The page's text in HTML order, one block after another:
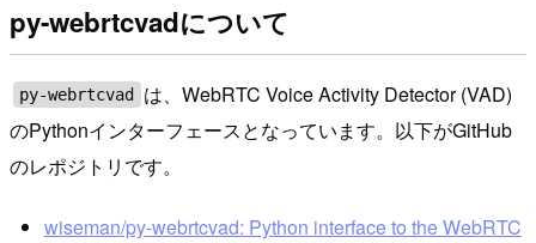
py-webrtcvadについて
py-webrtcvad
は、WebRTC Voice Activity Detector (VAD)
のPythonインターフェースとなっています。以下がGitHub
のレポジトリです。
wiseman/py-webrtcvad: Python interface to the WebRTC